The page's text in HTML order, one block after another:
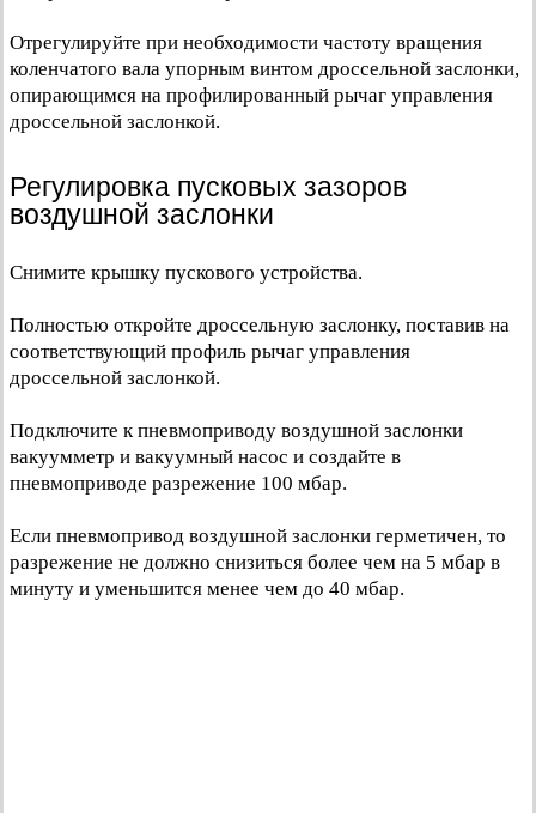
Отрегулируйте при необходимости частоту вращения
коленчатого вала упорным винтом дроссельной заслонки,
опирающимся на профилированный рычаг управления
дроссельной заслонкой.
Регулировка пусковых зазоров
воздушной заслонки
Снимите крышку пускового устройства.
Полностью откройте дроссельную заслонку, поставив на
соответствующий профиль рычаг управления
дроссельной заслонкой.
Подключите к пневмоприводу воздушной заслонки
вакуумметр и вакуумный насос и создайте в
пневмоприводе разрежение 100 мбар.
Если пневмопривод воздушной заслонки герметичен, то
разрежение не должно снизиться более чем на 5 мбар в
минуту и уменьшится менее чем до 40 мбар.